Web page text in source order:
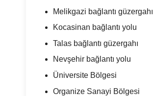
Melikgazi bağlantı güzergahı
Kocasinan bağlantı yolu
Talas bağlantı güzergahı
Nevşehir bağlantı yolu
Üniversite Bölgesi
Organize Sanayi Bölgesi